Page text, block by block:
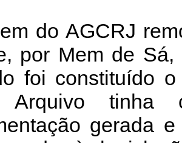
do AGCRJ
por Mem de
foi constituído
Arquivo tinha
gerada